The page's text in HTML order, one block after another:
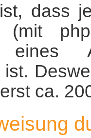
dass
(mit
eines
ist.
ca.